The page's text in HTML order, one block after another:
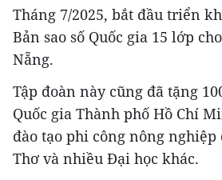
Tháng 7/2025, bắt đầu triển
Bản sao số Quốc gia 15 lớp
Nẵng.
Tập đoàn này cũng đã tặng
Quốc gia Thành phố Hồ Chí
đào tạo phi công nông nghiệp
Thơ và nhiều Đại học khác.